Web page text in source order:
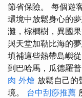
節省保險。 每個遊
環境中放鬆身心的夢
灘，棕櫚樹，異國
與天堂加勒比海的
填補這些熱帶島嶼
到巴哈馬，瓜德羅
肉 外燴 放鬆自己的
境。 台中刮痧推薦